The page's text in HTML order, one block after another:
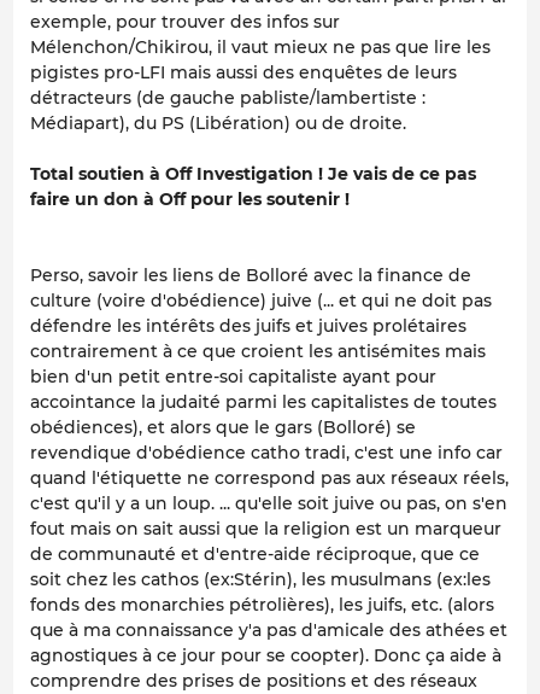
exemple, pour trouver des infos sur
Mélenchon/Chikirou, il vaut mieux ne pas que lire les
pigistes pro-LFI mais aussi des enquêtes de leurs
détracteurs (de gauche pabliste/lambertiste :
Médiapart), du PS (Libération) ou de droite.
Total soutien à Off Investigation ! Je vais de ce pas
faire un don à Off pour les soutenir !
Perso, savoir les liens de Bolloré avec la finance de
culture (voire d'obédience) juive (... et qui ne doit pas
défendre les intérêts des juifs et juives prolétaires
contrairement à ce que croient les antisémites mais
bien d'un petit entre-soi capitaliste ayant pour
accointance la judaité parmi les capitalistes de toutes
obédiences), et alors que le gars (Bolloré) se
revendique d'obédience catho tradi, c'est une info car
quand l'étiquette ne correspond pas aux réseaux réels,
c'est qu'il y a un loup. ... qu'elle soit juive ou pas, on s'en
fout mais on sait aussi que la religion est un marqueur
de communauté et d'entre-aide réciproque, que ce
soit chez les cathos (ex:Stérin), les musulmans (ex:les
fonds des monarchies pétrolières), les juifs, etc. (alors
que à ma connaissance y'a pas d'amicale des athées et
agnostiques à ce jour pour se coopter). Donc ça aide à
comprendre des prises de positions et des réseaux